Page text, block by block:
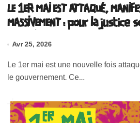
LE 1ER MAI EST ATTAQUÉ,
MASSIVEMENT : pour la
durable partout !
Avr 25, 2026
Le 1er mai est une nouvelle fois attaqué par le patronat et
le gouvernement. Ce...